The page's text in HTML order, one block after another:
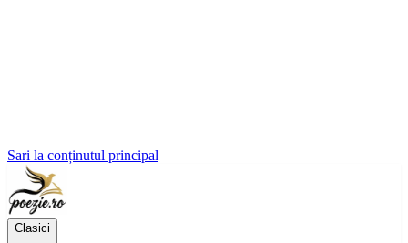
Sari la conținutul principal
Clasici